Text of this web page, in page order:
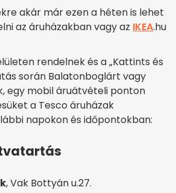
akár már ezen a héten is lehet
az áruházakban vagy az IKEA.hu
rendelnek és a „Kattints és
során Balatonboglárt vagy
egy mobil áruátvételi ponton
a Tesco áruházak
napokon és időpontokban:
, Vak Bottyán u.27.